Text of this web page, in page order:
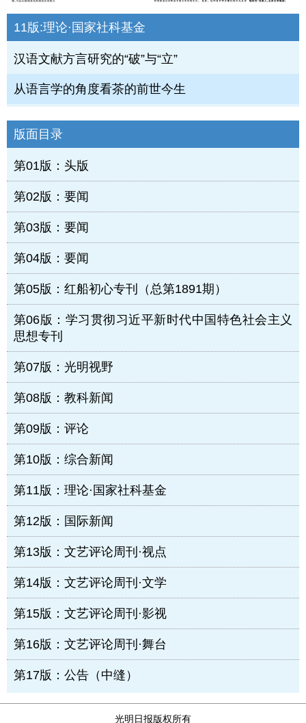
11版:理论·国家社科基金
汉语文献方言研究的“破”与“立”
从语言学的角度看茶的前世今生
版面目录
第01版：头版
第02版：要闻
第03版：要闻
第04版：要闻
第05版：红船初心专刊（总第1891期）
第06版：学习贯彻习近平新时代中国特色社会主义
思想专刊
第07版：光明视野
第08版：教科新闻
第09版：评论
第10版：综合新闻
第11版：理论·国家社科基金
第12版：国际新闻
第13版：文艺评论周刊·视点
第14版：文艺评论周刊·文学
第15版：文艺评论周刊·影视
第16版：文艺评论周刊·舞台
第17版：公告（中缝）
光明日报版权所有